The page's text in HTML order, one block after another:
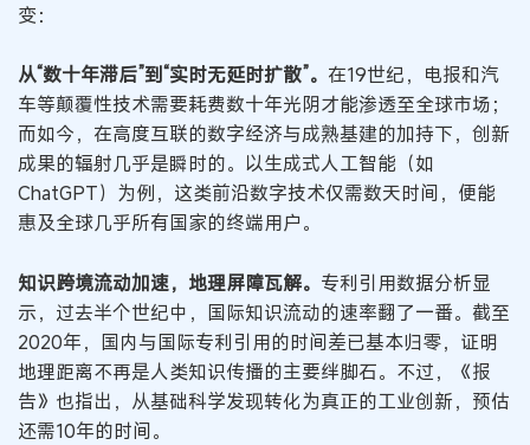
变：
从“数十年滞后”到“实时无延时扩散”。 在19世纪，电报和汽
车等颠覆性技术需要耗费数十年光阴才能渗透至全球市场；
而如今，在高度互联的数字经济与成熟基建的加持下，创新
成果的辐射几乎是瞬时的。以生成式人工智能（如
ChatGPT）为例，这类前沿数字技术仅需数天时间，便能
惠及全球几乎所有国家的终端用户。
知识跨境流动加速，地理屏障瓦解。 专利引用数据分析显
示，过去半个世纪中，国际知识流动的速率翻了一番。截至
2020年，国内与国际专利引用的时间差已基本归零，证明
地理距离不再是人类知识传播的主要绊脚石。不过，《报
告》也指出，从基础科学发现转化为真正的工业创新，预估
还需10年的时间。